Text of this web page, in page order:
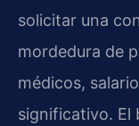
solicitar una
mordedura de
médicos,
significativo. El